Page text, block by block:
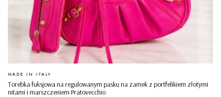
Torebka fuksjowa na regulowanym pasku na zamek z portfelikiem złotymi
nitami i marszczeniem Pratovecchio
PRODUCENT
MADE IN ITALY